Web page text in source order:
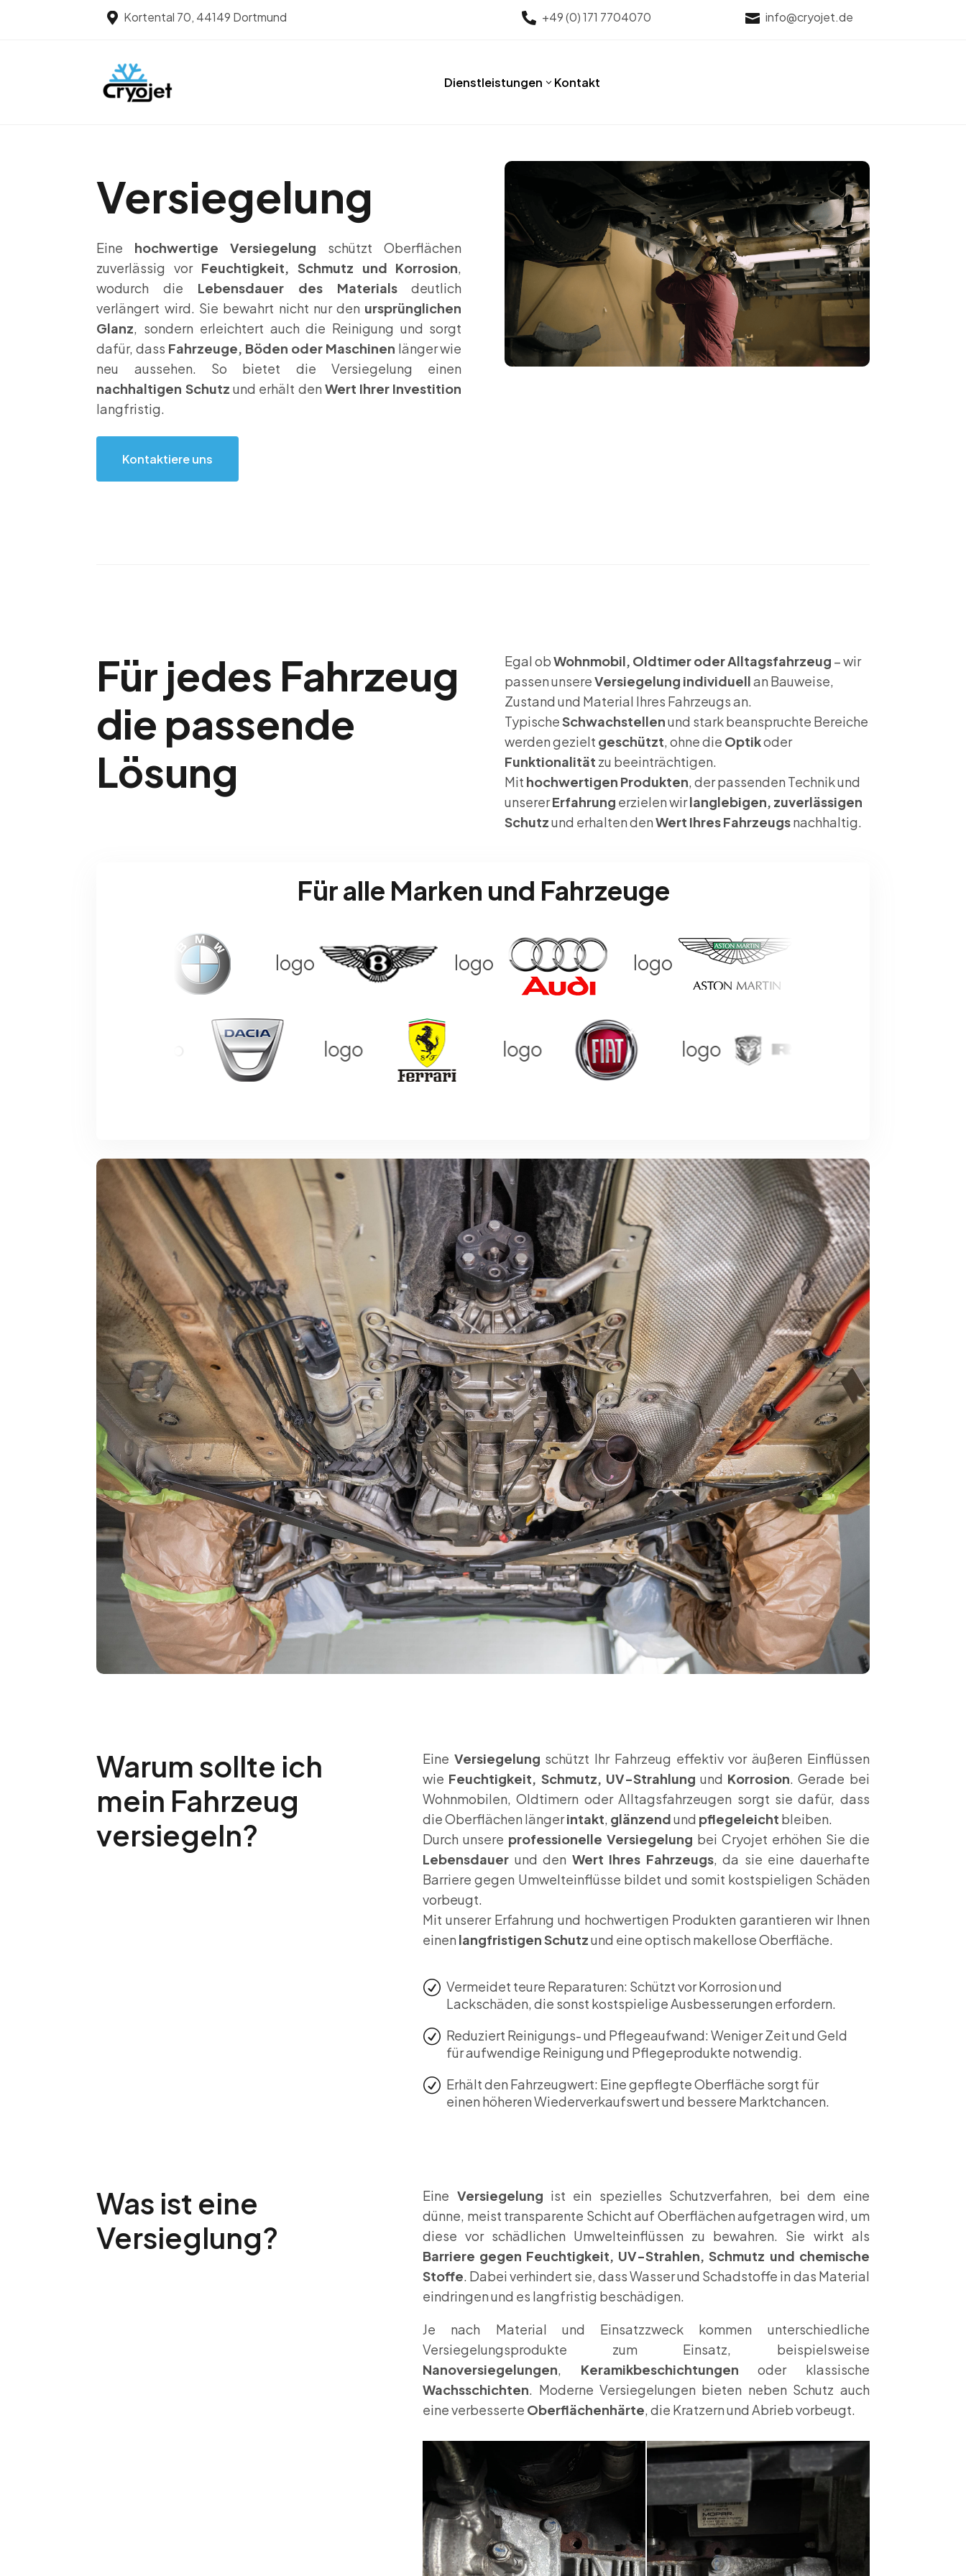
 Kortental 70, 44149 Dortmund  +49 (0) 171 7704070  info@cryojet.de
Dienstleistungen 3 Kontakt
Versiegelung
Eine hochwertige Versiegelung schützt Oberflächen
zuverlässig vor Feuchtigkeit, Schmutz und Korrosion,
wodurch die Lebensdauer des Materialsdeutlich
verlängert wird. Sie bewahrt nicht nur den ursprünglichen
Glanz, sondern erleichtert auch die Reinigung und sorgt
dafür, dass Fahrzeuge, Böden oder Maschinen länger wie
neu aussehen. So bietet die Versiegelung einen
nachhaltigen Schutz und erhält den Wert Ihrer Investition
langfristig.
Kontaktiere uns
Für jedes Fahrzeug
die passende
Lösung
Egal obWohnmobil, Oldtimer oder Alltagsfahrzeug – wir
passen unsereVersiegelung individuellan Bauweise,
Zustand und Material Ihres Fahrzeugs an.
TypischeSchwachstellenund stark beanspruchte Bereiche
werden gezielt geschützt , ohne die Optikoder
Funktionalität zu beeinträchtigen.
Mit hochwertigen Produkten , der passenden Technik und
unsererErfahrung erzielen wirlanglebigen, zuverlässigen
Schutzund erhalten denWert Ihres Fahrzeugsnachhaltig.
Für alle Marken und Fahrzeuge
logo logo logo
logo logo logo
Warum sollte ich
mein Fahrzeug
versiegeln?
Eine Versiegelung schützt Ihr Fahrzeug effektiv vor äußeren Einflüssen
wie Feuchtigkeit, Schmutz, UV-Strahlung und Korrosion. Gerade bei
Wohnmobilen, Oldtimern oder Alltagsfahrzeugen sorgt sie dafür, dass
die Oberflächen längerintakt, glänzendund pflegeleicht bleiben.
Durch unsere professionelle Versiegelung bei Cryojet erhöhen Sie die
Lebensdauer und den Wert Ihres Fahrzeugs, da sie eine dauerhafte
Barriere gegen Umwelteinflüsse bildet und somit kostspieligen Schäden
vorbeugt.
Mit unserer Erfahrung und hochwertigen Produkten garantieren wir Ihnen
einen langfristigen Schutzund eine optisch makellose Oberfläche.
R Vermeidet teure Reparaturen: Schützt vor Korrosion und
Lackschäden, die sonst kostspielige Ausbesserungen erfordern.
R Reduziert Reinigungs- und Pflegeaufwand: Weniger Zeit und Geld
für aufwendige Reinigung und Pflegeprodukte notwendig.
R Erhält den Fahrzeugwert: Eine gepflegte Oberfläche sorgt für
einen höheren Wiederverkaufswert und bessere Marktchancen.
Was ist eine
Versieglung?
Eine Versiegelung ist ein spezielles Schutzverfahren, bei dem eine
dünne, meist transparente Schicht auf Oberflächen aufgetragen wird, um
diese vor schädlichen Umwelteinflüssen zu bewahren. Sie wirkt als
Barriere gegen Feuchtigkeit, UV-Strahlen, Schmutz und chemische
Stoffe . Dabei verhindert sie, dass Wasser und Schadstoffe in das Material
eindringen und es langfristig beschädigen.
Je nach Material und Einsatzzweck kommen unterschiedliche
Versiegelungsprodukte zum Einsatz, beispielsweise
Nanoversiegelungen
Keramikbeschichtungen oder klassische
Wachsschichten . Moderne Versiegelungen bieten neben Schutz auch
eine verbesserte Oberflächenhärte , die Kratzern und Abrieb vorbeugt.